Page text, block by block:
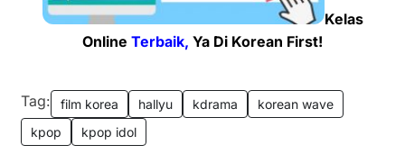
Kelas
Online Terbaik, Ya Di Korean First!
Tag: film korea hallyu kdrama
korean wave
kpop
kpop idol